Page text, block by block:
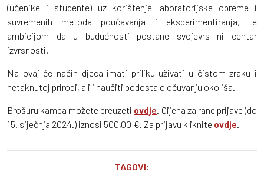
(učenike i studente) uz korištenje laboratorijske opreme i
suvremenih metoda poučavanja i eksperimentiranja, te
ambicijom da u budućnosti postane svojevrs ni centar
izvrsnosti.
Na ovaj će način djeca imati priliku uživati u čistom zraku i
netaknutoj prirodi, ali i naučiti podosta o očuvanju okoliša.
Brošuru kampa možete preuzeti ovdje . Cijena za rane prijave (do
15. siječnja 2024.) iznosi 500,00 €. Za prijavu kliknite ovdje
TAGOVI: